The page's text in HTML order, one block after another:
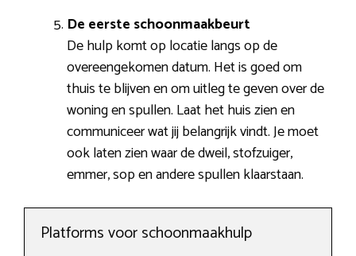
De eerste schoonmaakbeurt
De hulp komt op locatie langs op de
overeengekomen datum. Het is goed om
thuis te blijven en om uitleg te geven over de
woning en spullen. Laat het huis zien en
communiceer wat jij belangrijk vindt. Je moet
ook laten zien waar de dweil, stofzuiger,
emmer, sop en andere spullen klaarstaan.
Platforms voor schoonmaakhulp